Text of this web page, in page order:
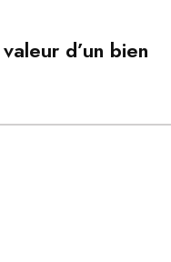
d’un bien